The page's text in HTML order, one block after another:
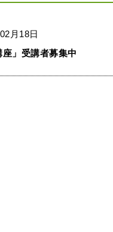
月18日
」受講者募集中